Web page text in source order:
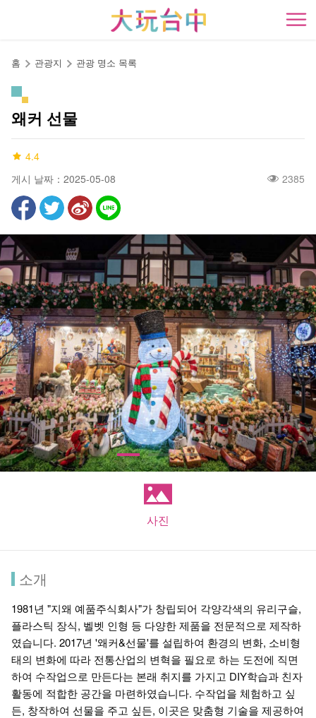
開
홈 관광지 관광 명소 목록
왜커 선물
4.4
게시 날짜：2025-05-08
2385
사진
소개
1981년 "지왜 예품주식회사"가 창립되어 각양각색의 유리구슬,
플라스틱 장식, 벨벳 인형 등 다양한 제품을 전문적으로 제작하
였습니다. 2017년 '왜커&선물'를 설립하여 환경의 변화, 소비형
태의 변화에 따라 전통산업의 변혁을 필요로 하는 도전에 직면
하여 수작업으로 만든다는 본래 취지를 가지고 DIY학습과 친자
활동에 적합한 공간을 마련하였습니다. 수작업을 체험하고 싶
든, 창작하여 선물을 주고 싶든, 이곳은 맞춤형 기술을 제공하여